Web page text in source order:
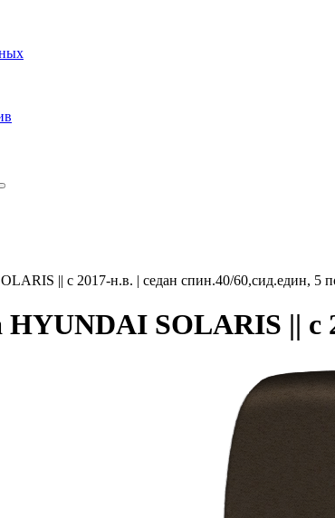
|| с 2017-н.в. | седан спин.40/60,сид.един,
SOLARIS || с